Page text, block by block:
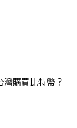
灣購買比特幣？